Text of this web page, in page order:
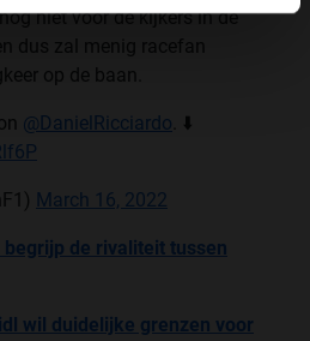
niet voor de kijkers in de
dus zal menig racefan
op de baan.
@DanielRicciardo . ⬇️
March 16, 2022
begrijp de rivaliteit tussen
wil duidelijke grenzen voor